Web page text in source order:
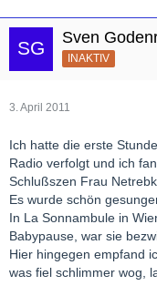
Sven
INAKTIV
3. April 2011
Ich hatte die erste
Radio verfolgt und ich
Schlußszen Frau
Es wurde schön
In La Sonnambule in
Babypause, war sie
Hier hingegen empfand
was fiel schlimmer wog,